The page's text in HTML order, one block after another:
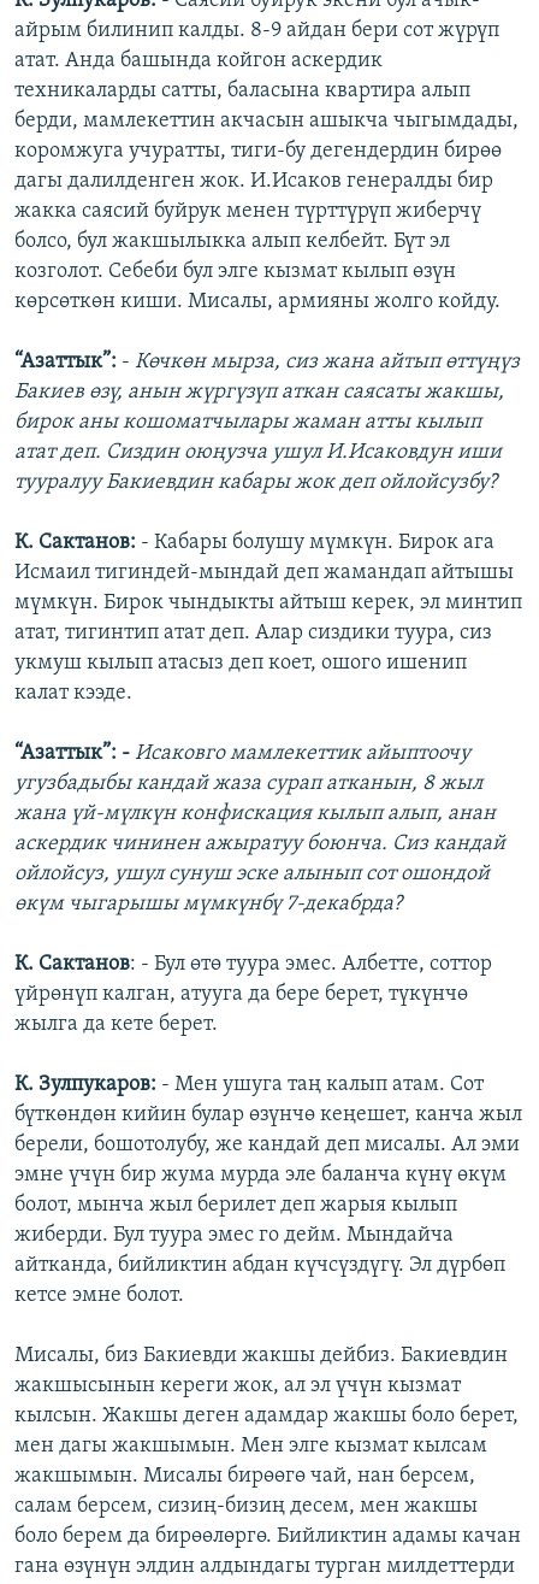
айрым билинип калды. 8-9 айдан бери сот жүрүп
атат. Анда башында койгон аскердик
техникаларды сатты, баласына квартира алып
берди, мамлекеттин акчасын ашыкча чыгымдады,
коромжуга учуратты, тиги-бу дегендердин бирөө
дагы далилденген жок. И.Исаков генералды бир
жакка саясий буйрук менен түрттүрүп жиберчү
болсо, бул жакшылыкка алып келбейт. Бүт эл
козголот. Себеби бул элге кызмат кылып өзүн
көрсөткөн киши. Мисалы, армияны жолго койду.
“Азаттык”: - Көчкөн мырза, сиз жана айтып өттүңүз
Бакиев өзү, анын жүргүзүп аткан саясаты жакшы,
бирок аны кошоматчылары жаман атты кылып
атат деп. Сиздин оюңузча ушул И.Исаковдун иши
тууралуу Бакиевдин кабары жок деп ойлойсузбу?
К. Сактанов: - Кабары болушу мүмкүн. Бирок ага
Исмаил тигиндей-мындай деп жамандап айтышы
мүмкүн. Бирок чындыкты айтыш керек, эл минтип
атат, тигинтип атат деп. Алар сиздики туура, сиз
укмуш кылып атасыз деп коет, ошого ишенип
калат кээде.
“Азаттык”: - Исаковго мамлекеттик айыптоочу
угузбадыбы кандай жаза сурап атканын, 8 жыл
жана үй-мүлкүн конфискация кылып алып, анан
аскердик чининен ажыратуу боюнча. Сиз кандай
ойлойсуз, ушул сунуш эске алынып сот ошондой
өкүм чыгарышы мүмкүнбү 7-декабрда?
К. Сактанов: - Бул өтө туура эмес. Албетте, соттор
үйрөнүп калган, атууга да бере берет, түкүнчө
жылга да кете берет.
К. Зулпукаров: - Мен ушуга таң калып атам. Сот
бүткөндөн кийин булар өзүнчө кеңешет, канча жыл
берели, бошотолубу, же кандай деп мисалы. Ал эми
эмне үчүн бир жума мурда эле баланча күнү өкүм
болот, мынча жыл берилет деп жарыя кылып
жиберди. Бул туура эмес го дейм. Мындайча
айтканда, бийликтин абдан күчсүздүгү. Эл дүрбөп
кетсе эмне болот.
Мисалы, биз Бакиевди жакшы дейбиз. Бакиевдин
жакшысынын кереги жок, ал эл үчүн кызмат
кылсын. Жакшы деген адамдар жакшы боло берет,
мен дагы жакшымын. Мен элге кызмат кылсам
жакшымын. Мисалы бирөөгө чай, нан берсем,
салам берсем, сизиң-бизиң десем, мен жакшы
боло берем да бирөөлөргө. Бийликтин адамы качан
гана өзүнүн элдин алдындагы турган милдеттерди